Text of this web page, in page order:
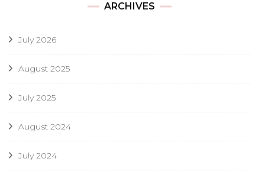
ARCHIVES
July 2026
August 2025
July 2025
August 2024
July 2024